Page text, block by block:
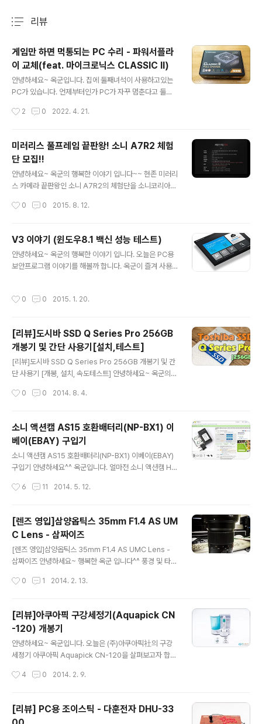
리뷰
게임만 하면 먹통되는 PC 수리 - 파워서플라
이 교체(feat. 마이크로닉스 CLASSIC II)
안녕하세요~ 옥군입니다. 집에 둘째녀석이 사용하고있는
PC가 있습니다. 언제부터인가 PC가 자꾸 멈춘다고 둘째
한번 살펴봤습니다. 둘째녀석이 사용중인 PC 입니다. ㆍC
ㆍPOW : OASIS 600W 대충 사양이 이러한데... 게임 먹
통 증상을 살펴보니... 게임을 하다 그래픽이 깨지거나, 게
임 캐릭터 모양이 이상하게 나오거나하는 증상이 나타나다
가... 일정 시간이 지나면 먹통이 되는 증상이 발현되는걸
제거 후 재설치 -> 해결 안됨 ㆍ게임 삭제 ..
2 0 2022. 4. 21.
미러리스 풀프레임 끝판왕! 소니 A7R2 체험
단 모집!!
안녕하세요~ 옥군의 행복한 이야기 입니다~~ 현존 미러리
스 카메라 끝판왕인 소니 A7R2의 체험단을 소니코리아에
A6000까지 사용하며 이번 A7R2에 기다가 크네요 ^^ 옥
심있으신 분들은 체험단 신청해 보세요~~ 신청은 아래 소
니코리아 홈페이지에 가면 안내되어 있습니다. 체험단 신
청: http://www.sony.co.kr/alpha/handler/AlphaEv
ent-EventJoin?notice_id&event_id=10001190&
행복한 이야기 였습니다.
0 0 2015. 8. 12.
V3 이야기 (윈도우8.1 백신 성능 테스트)
안녕하세요~ 옥군의 행복한 이야기 입니다. 오늘은 PC용
보안프로그램 이야기를 해볼까 합니다. 옥군이 즐겨 사용
가는 제품입니다. 하지만 윈도우, 인터넷 시대로 넘어오며
대의 탐지율을 보여왔었습니다. 문득 요즈음 V3의 탐지율
이 예전에 비해 많은 발전이 되었다는 소문?을 듣고 유명한
보안프로그램 테스트 기관인 AV-TEST.org에 들러 최신
백신 테스트 결과를 검색해 봤습니다. 결론부터 이야기하
습니다. 아래 스크린샷은 AV..
0 0 2015. 1. 20.
[리뷰]도시바 SSD Q Series Pro 256GB
개봉기 및 간단 사용기[설치,테스트]
[리뷰]도시바 SSD Q Series Pro 256GB 개봉기 및 간
단 사용기 [개봉, 설치, 속도테스트] 안녕하세요~ 옥군의
바 SSD Q Series Pro[256GB]를 만나보도록 하겠습
리의 특성상 쓰기속도가 발군인 모델입니다. 우선 간단한
개봉 사진을 보시겠습니다. 박스 디자인은 평범합니다. SS
D 본체를 부각시킨 사진이 중앙에 배치되어 있으며 하단에
용량 및 기본스펙이 표시되어 있습니다. 옥군이 영입한 모
다. 정품인증 스티커가 없을 시 무상A/S의 어려움이 발생..
0 0 2014. 8. 4.
소니 액션캠 AS15 호환배터리(NP-BX1) 이
베이(EBAY) 구입기
소니 액션캠 AS15 호환배터리(NP-BX1) 이베이(EBAY)
구입기 안녕하세요^^ 옥군입니다. 얼마전 소니 액션캠 HD
가볍고 부담없이 촬영할 수 있는 영상장비가 필요하여 구
거의 방전이 되어버리는 현상이 O.o;;; 그리하여 보조배터
리를 구입하기로 하였습니다. 소니 액션캠 HDR-AS15의
배터리 모델명은 NP-BX1 입니다. 검색을 해보니 정품 배
터리 가격이 나옵니다. 정품 가격이 약 4만원가량 합니다.
요즘 이슈가 되고있는 해외직구가 생각이 났습니다. 바로
6 11 2014. 5. 12.
[렌즈 영입]삼양옵틱스 35mm F1.4 AS UM
C Lens - 삼짜이즈
[렌즈 영입]삼양옵틱스 35mm F1.4 AS UMC Lens -
삼짜이즈 안녕하세요~ 행복한 옥군 입니다^^ 풍경 및 타임
4 AS UMC 렌즈를 영입하였습니다 물건 받고 기쁜 마음
4 AS UMC Lens 이 렌즈는 국내 광학기기 제조회사인
삼양에서 출시한 렌즈 입니다 주요 특징은 신품 기준 저렴
한 가격(약 50만원대)에 밝은 조리개 값(F1.4)로 가성비가
아주 뛰어난 제품입니더 가성비가 뛰어나다고 해서 품질이
떨어지느냐? 도 아닙니다 삼양의 별명이 '삼짜이쯔'로 불리
저렴하냐구요? 바로 이 제품은 AF를 지원하지 ..
0 1 2014. 2. 13.
[리뷰]아쿠아픽 구강세정기(Aquapick CN
-120) 개봉기
안녕하세요~ 옥군입니다. 오늘은 (주)아쿠아픽社의 구강
세정기 아쿠아픽 Aquapick CN-120을 살펴보고자 합니
치방식이 아닌 물을 이용하여 구강세정을 해주는 제품입니
상자 택배상자는 언제봐도 가슴이 설렙니다. 아무 이유없
이...두근두근...^^ ◆ (아쿠아픽 구강세정기 Aquapick C
4 0 2014. 2. 9.
[리뷰] PC용 조이스틱 - 다훈전자 DHU-33